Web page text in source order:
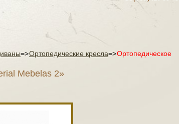
=>Ортопедические кресла=>Ортопедическое
Mebelas 2»